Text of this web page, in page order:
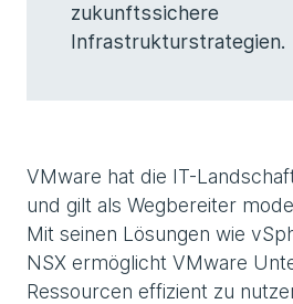
zukunftssichere
Infrastrukturstrategien.
VMware hat die IT-
und gilt als Wegbereiter
Mit seinen Lösungen wie
NSX ermöglicht VMware
Ressourcen effizient zu